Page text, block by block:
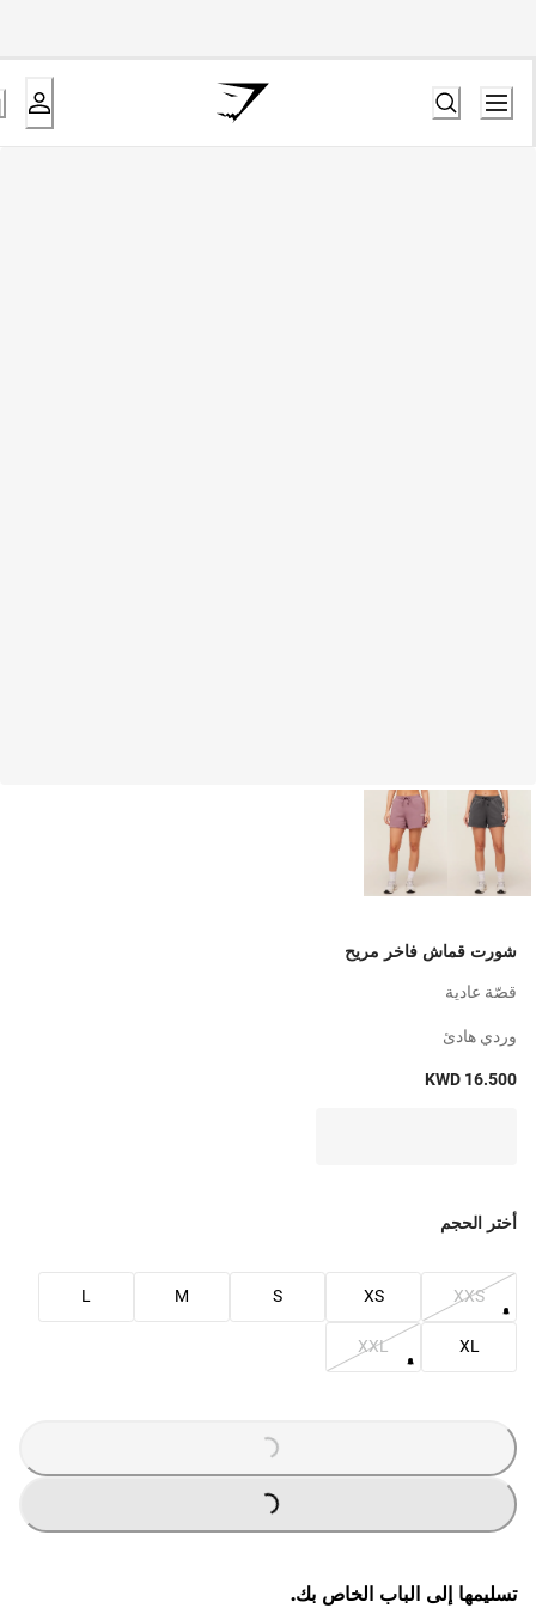
شورت قماش فاخر مريح
قصّة عادية
وردي هادئ
KWD 16.500
أختر الحجم
XXS
XS
S
M
L
XL
XXL
L
O
A
DI
N
G
...
L
O
A
DI
N
G
...
تسليمها إلى الباب الخاص بك.